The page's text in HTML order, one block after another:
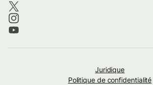
Juridique
Politique de confidentialité